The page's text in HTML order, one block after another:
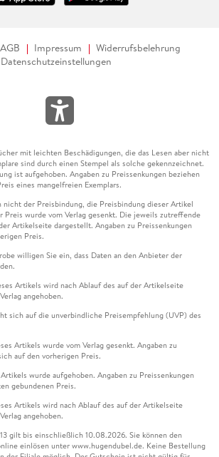
AGB Impressum
Widerrufsbelehrung
Datenschutzeinstellungen
mit leichten Beschädigungen, die das Lesen aber nicht
sind durch einen Stempel als solche gekennzeichnet.
ist aufgehoben. Angaben zu Preissenkungen beziehen
eines mangelfreien Exemplars.
der Preisbindung, die Preisbindung dieser Artikel
Preis wurde vom Verlag gesenkt. Die jeweils zutreffende
Artikelseite dargestellt. Angaben zu Preissenkungen
Preis.
willigen Sie ein, dass Daten an den Anbieter der
Artikels wird nach Ablauf des auf der Artikelseite
angehoben.
sich auf die unverbindliche Preisempfehlung (UVP) des
Artikels wurde vom Verlag gesenkt. Angaben zu
auf den vorherigen Preis.
wurde aufgehoben. Angaben zu Preissenkungen
gebundenen Preis.
Artikels wird nach Ablauf des auf der Artikelseite
angehoben.
gilt bis einschließlich 10.08.2026. Sie können den
einlösen unter www.hugendubel.de. Keine Bestellung